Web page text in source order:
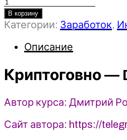
товара
Криптоговно
DEFI
курс
2022
Дмитрий
Рождественский
В корзину
Категории: Заработок,
Описание
Криптоговно —
Автор курса: Дмитрий
Сайт автора: https://